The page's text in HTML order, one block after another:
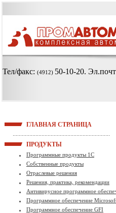
Тел/факс: (4912) 50-10-20.
ГЛАВНАЯ СТРАНИЦА
ПРОДУКТЫ
Программные продукты 1С
Собственные продукты
Отраслевые решения
Решения, практика, рекомендации
Антивирусное программное
Программное обеспечение
Программное обеспечение GFI